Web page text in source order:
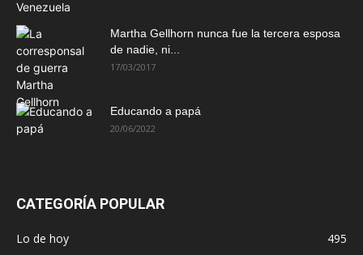
Martha Gellhorn nunca fue la tercera esposa
de nadie, ni...
17/03/2017
Educando a papá
20/06/2022
CATEGORÍA POPULAR
Lo de hoy
495